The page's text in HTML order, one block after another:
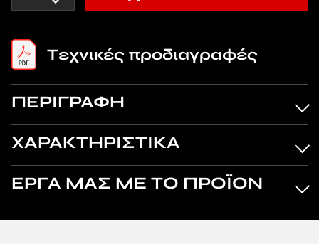
Tεχνικές προδιαγραφές
ΠΕΡΙΓΡΑΦΗ
ΧΑΡΑΚΤΗΡΙΣΤΙΚΑ
ΕΡΓΑ ΜΑΣ ΜΕ ΤΟ ΠΡΟΪΟΝ